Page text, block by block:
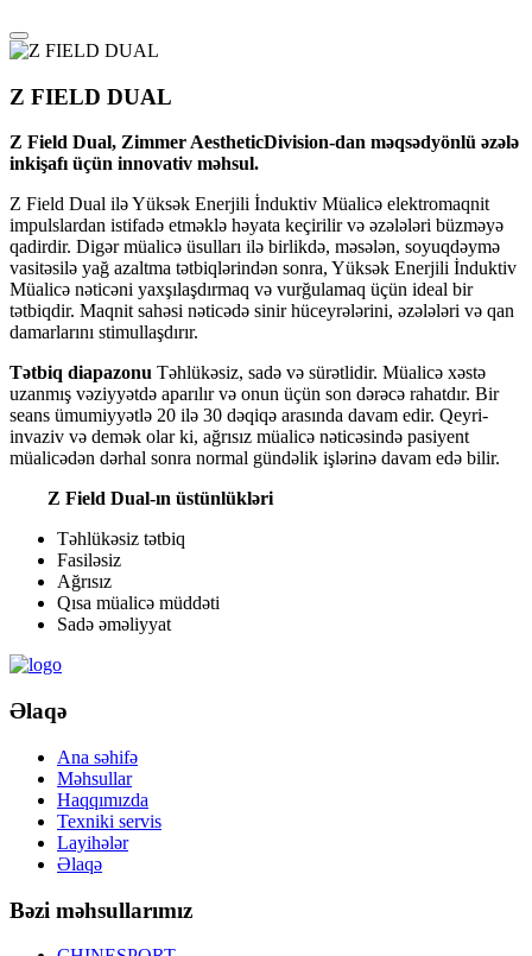
Z FIELD DUAL
Z Field Dual, Zimmer AestheticDivision-dan məqsədyönlü əzələ
inkişafı üçün innovativ məhsul.
Z Field Dual ilə Yüksək Enerjili İnduktiv Müalicə elektromaqnit
impulslardan istifadə etməklə həyata keçirilir və əzələləri büzməyə
qadirdir. Digər müalicə üsulları ilə birlikdə, məsələn, soyuqdəymə
vasitəsilə yağ azaltma tətbiqlərindən sonra, Yüksək Enerjili İnduktiv
Müalicə nəticəni yaxşılaşdırmaq və vurğulamaq üçün ideal bir
tətbiqdir. Maqnit sahəsi nəticədə sinir hüceyrələrini, əzələləri və qan
damarlarını stimullaşdırır.
Tətbiq diapazonu Təhlükəsiz, sadə və sürətlidir. Müalicə xəstə
uzanmış vəziyyətdə aparılır və onun üçün son dərəcə rahatdır. Bir
seans ümumiyyətlə 20 ilə 30 dəqiqə arasında davam edir. Qeyri-
invaziv və demək olar ki, ağrısız müalicə nəticəsində pasiyent
müalicədən dərhal sonra normal gündəlik işlərinə davam edə bilir.
Z Field Dual-ın üstünlükləri
Təhlükəsiz tətbiq
Fasiləsiz
Ağrısız
Qısa müalicə müddəti
Sadə əməliyyat
Əlaqə
Ana səhifə
Məhsullar
Haqqımızda
Texniki servis
Layihələr
Əlaqə
Bəzi məhsullarımız